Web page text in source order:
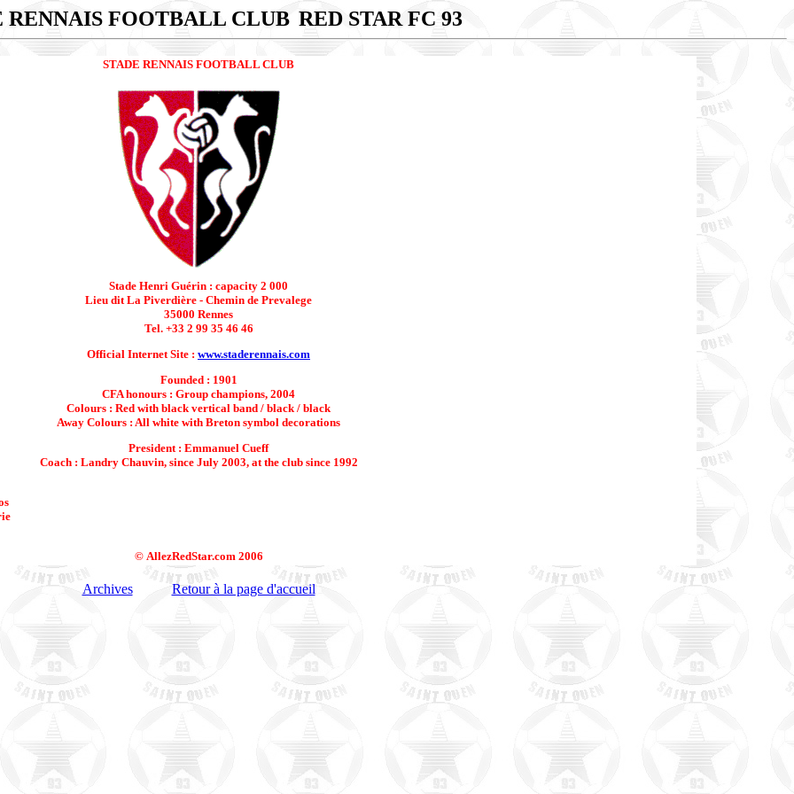
RENNAIS FOOTBALL CLUB RED STAR FC 93
STADE RENNAIS FOOTBALL CLUB
Stade Henri Guérin : capacity 2 000
Lieu dit La Piverdière - Chemin de Prevalege
35000 Rennes
Tel. +33 2 99 35 46 46
Official Internet Site : www.staderennais.com
Founded : 1901
CFA honours : Group champions, 2004
Colours : Red with black vertical band / black / black
Away Colours : All white with Breton symbol decorations
President : Emmanuel Cueff
Coach : Landry Chauvin, since July 2003, at the club since 1992
© AllezRedStar.com 2006
Archives Retour à la page d'accueil